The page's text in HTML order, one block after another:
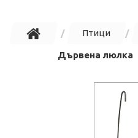
Птици
Дървена люлка